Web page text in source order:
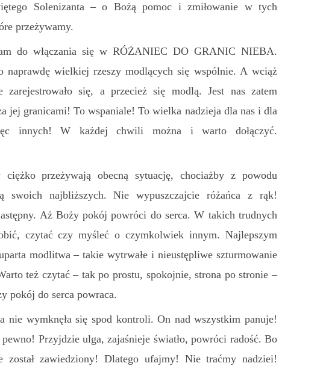
Solenizanta – o Bożą pomoc i zmiłowanie w tych
przeżywamy.
do włączania się w RÓŻANIEC DO GRANIC NIEBA.
naprawdę wielkiej rzeszy modlących się wspólnie. A wciąż
zarejestrowało się, a przecież się modlą. Jest nas zatem
jej granicami! To wspaniale! To wielka nadzieja dla nas i dla
innych! W każdej chwili można i warto dołączyć.
przeżywają obecną sytuację, chociażby z powodu
swoich najbliższych. Nie wypuszczajcie różańca z rąk!
Aż Boży pokój powróci do serca. W takich trudnych
czytać czy myśleć o czymkolwiek innym. Najlepszym
modlitwa – takie wytrwałe i nieustępliwe szturmowanie
też czytać – tak po prostu, spokojnie, strona po stronie –
pokój do serca powraca.
nie wymknęła się spod kontroli. On nad wszystkim panuje!
Przyjdzie ulga, zajaśnieje światło, powróci radość. Bo
zawiedziony! Dlatego ufajmy! Nie traćmy nadziei!